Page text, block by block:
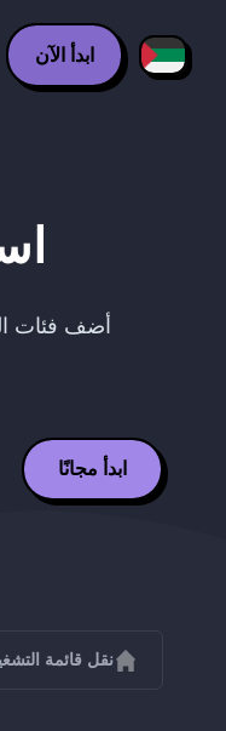
ابدأ الآن
أضف فئات
ابدأ مجانًا
نقل قائمة